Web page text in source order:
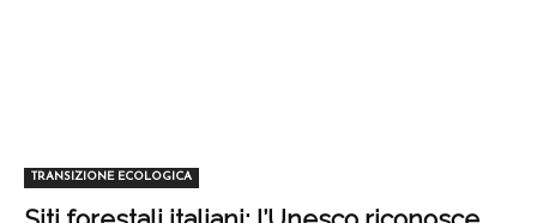
TRANSIZIONE ECOLOGICA